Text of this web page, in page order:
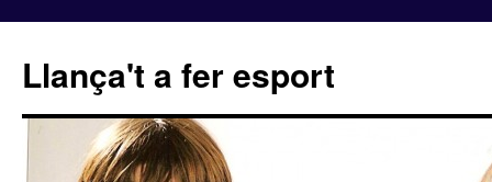
Llança't a fer esport